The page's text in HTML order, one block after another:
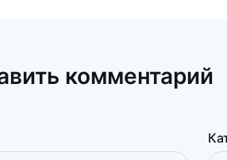
комментарий